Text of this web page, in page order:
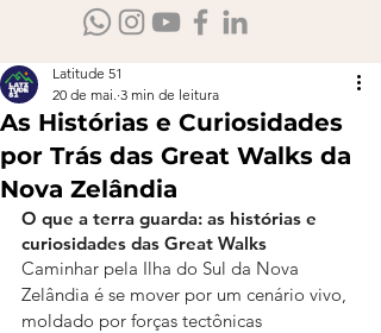
As Histórias e Curiosidades
por Trás das Great Walks da
Nova Zelândia
Latitude 51
20 de mai. 3 min de leitura
O que a terra guarda: as histórias e
curiosidades das Great Walks
Caminhar pela Ilha do Sul da Nova
Zelândia é se mover por um cenário vivo,
moldado por forças tectônicas